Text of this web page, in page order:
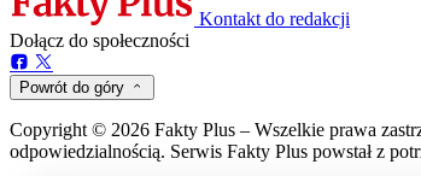
Kontakt do redakcji
Dołącz do społeczności
Powrót do góry
Copyright © 2026 Fakty Plus – Wszelkie prawa
odpowiedzialnością. Serwis Fakty Plus powstał z